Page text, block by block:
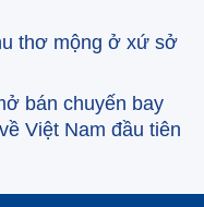
thơ mộng ở xứ sở
bán chuyến bay
Việt Nam đầu tiên